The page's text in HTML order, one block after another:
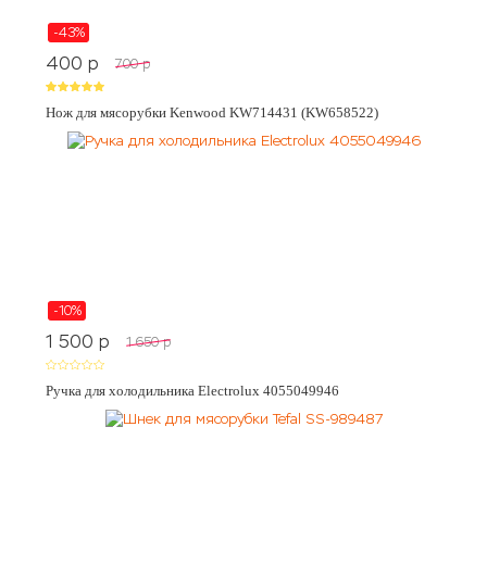
-43%
400 p 700 p
Нож для мясорубки Kenwood KW714431 (KW658522)
-10%
1 500 p 1 650 p
Ручка для холодильника Electrolux 4055049946